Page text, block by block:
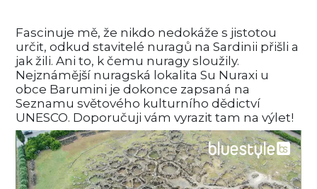
Fascinuje mě, že nikdo nedokáže s jistotou
určit, odkud stavitelé nuragů na Sardinii přišli a
jak žili. Ani to, k čemu nuragy sloužily.
Nejznámější nuragská lokalita Su Nuraxi u
obce Barumini je dokonce zapsaná na
Seznamu světového kulturního dědictví
UNESCO. Doporučuji vám vyrazit tam na výlet!